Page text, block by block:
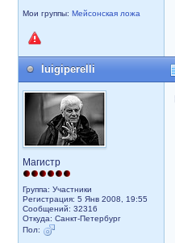
Мои группы: Мейсонская ложа
luigiperelli
Магистр
Группа: Участники
Регистрация: 5 Янв 2008, 19:55
Сообщений: 32316
Откуда: Санкт-Петербург
Пол: